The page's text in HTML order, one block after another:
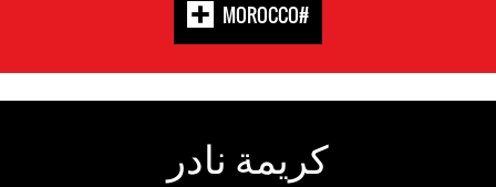
#MOROCCO
كريمة نادر